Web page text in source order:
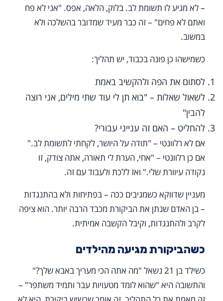
– לא מגיע לו תשומת לב. בלוק, הלאה, אפס. "אני לא פח
ואתם לא פחים" – זה כבר מעיד שמדובר בהשלכה ולא
במשוב.
כשמישהו כן פונה בכבוד, יש תהליך:
לסתום את הפה ולהקשיב באמת
לשאול שאלות – "בוא תן לי עוד שתי מילים, אני רוצה
להבין"
להחליט – האם זה ענייני עבורי?
אם לא רלוונטי – "תודה על היושר, לקחתי לתשומת לב."
אם כן רלוונטי – "אחי, הערת לי תאורה, אתה צודק, זו
נקודה עיוורת שלי." ואז ללכת ולעבוד עם זה.
מעניין שדווקא כשמגיבים ככה – בפתיחות ולא בהתנגדות
– בן האדם שנתן את הביקורת מכבד הרבה יותר. הוא ציפה
לקרב ולהתנגדות, וקיבל הקשבה אמיתית.
כשהביקורת מגיעה מהילדים
כשילד בן 21 נשאל "מה אתה הכי מעריך באבא שלך?"
והתשובה היא "שהוא לומד מטעויות עבר ותמיד משתפר" –